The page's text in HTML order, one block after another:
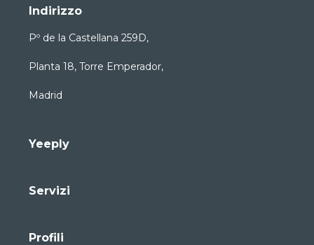
Indirizzo
Pº de la Castellana 259D,
Planta 18, Torre Emperador,
Madrid
Yeeply
Servizi
Profili